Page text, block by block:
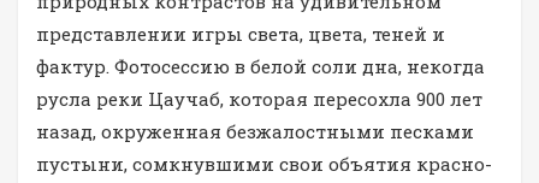
представлении игры света, цвета, теней и
фактур. Фотосессию в белой соли дна, некогда
русла реки Цаучаб, которая пересохла 900 лет
назад, окруженная безжалостными песками
пустыни, сомкнувшими свои объятия красно-